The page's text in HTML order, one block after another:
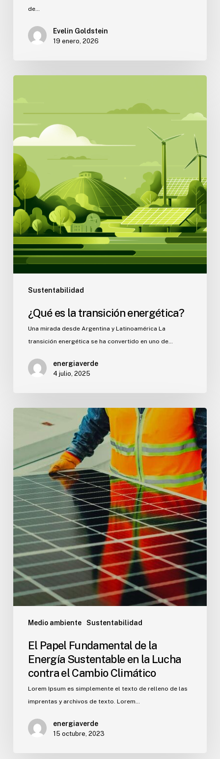
de…
Evelin Goldstein
19 enero, 2026
Sustentabilidad
¿Qué es la transición energética?
Una mirada desde Argentina y Latinoamérica La
transición energética se ha convertido en uno de…
energiaverde
4 julio, 2025
Medio ambiente Sustentabilidad
El Papel Fundamental de la
Energía Sustentable en la Lucha
contra el Cambio Climático
Lorem Ipsum es simplemente el texto de relleno de las
imprentas y archivos de texto. Lorem…
energiaverde
15 octubre, 2023